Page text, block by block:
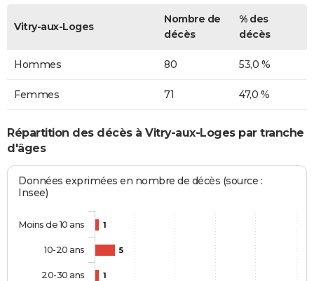
Vitry-aux-Loges
Nombre de
décès
% des
décès
Hommes 80 53,0 %
Femmes 71 47,0 %
Répartition des décès à Vitry-aux-Loges par tranche
d'âges
Données exprimées en nombre de décès (source :
Insee)
1
5
1
Moins de 10 ans
10-20 ans
20-30 ans